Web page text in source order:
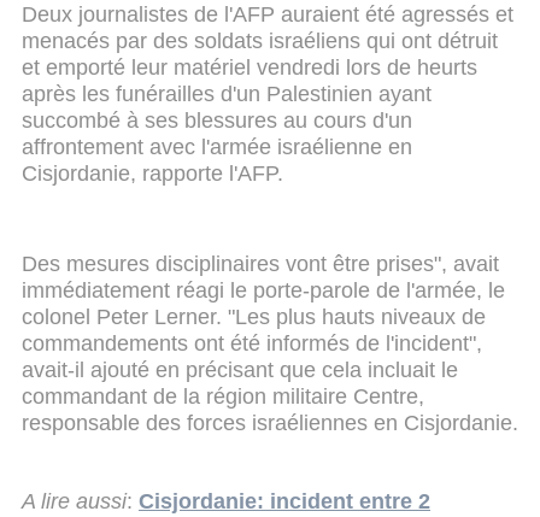
Deux journalistes de l'AFP auraient été agressés et
menacés par des soldats israéliens qui ont détruit
et emporté leur matériel vendredi lors de heurts
après les funérailles d'un Palestinien ayant
succombé à ses blessures au cours d'un
affrontement avec l'armée israélienne en
Cisjordanie, rapporte l'AFP.
Des mesures disciplinaires vont être prises", avait
immédiatement réagi le porte-parole de l'armée, le
colonel Peter Lerner. "Les plus hauts niveaux de
commandements ont été informés de l'incident",
avait-il ajouté en précisant que cela incluait le
commandant de la région militaire Centre,
responsable des forces israéliennes en Cisjordanie.
A lire aussi: Cisjordanie: incident entre 2